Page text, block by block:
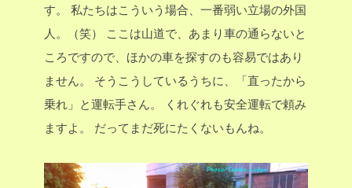
す。
私たちはこういう場合、一番弱い立場の外国
人。（笑）
ここは山道で、あまり車の通らないと
ころですので、ほかの車を探すのも容易ではあり
ません。
そうこうしているうちに、「直ったから
乗れ」と運転手さん。
くれぐれも安全運転で頼み
ますよ。
だってまだ死にたくないもんね。